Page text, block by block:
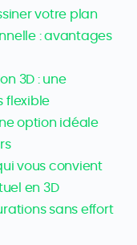
votre plan
: avantages
3D : une
flexible
option idéale
vous convient
en 3D
sans effort